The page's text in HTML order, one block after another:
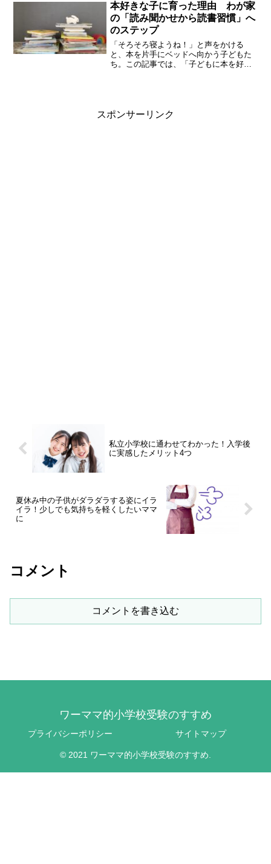
本好きな子に育った理由 わが家
の「読み聞かせから読書習慣」へ
のステップ
「そろそろ寝ようね！」と声をかける
と、本を片手にベッドへ向かう子どもた
ち。この記事では、「子どもに本を好き
スポンサーリンク
私立小学校に通わせてわかった！入学後
に実感したメリット4つ
夏休み中の子供がダラダラする姿にイラ
イラ！少しでも気持ちを軽くしたいママ
に
コメント
コメントを書き込む
ワーママ的小学校受験のすすめ
プライバシーポリシー サイトマップ
© 2021 ワーママ的小学校受験のすすめ.